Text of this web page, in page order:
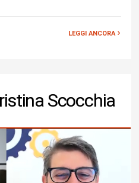
LEGGI ANCORA
Scocchia